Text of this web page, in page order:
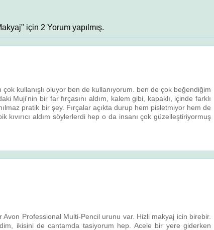
için 2 Yorum yapılmış.
çok kullanışlı oluyor ben de kullanıyorum. ben de çok beğendiğim
Muji'nin bir far fırçasını aldım, kalem gibi, kapaklı, içinde farklı
pratik bir şey. Fırçalar açıkta durup hem pisletmiyor hem de
kıvırıcı aldım söylerlerdi hep o da insanı çok güzelleştiriyormuş
Professional Multi-Pencil urunu var. Hizli makyaj icin birebir.
ikisini de cantamda tasiyorum hep. Acele bir yere giderken